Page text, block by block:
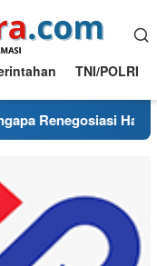
TNI/POLRI
Harus